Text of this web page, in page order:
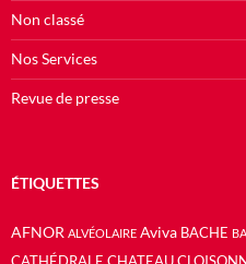
Non classé
Nos Services
Revue de presse
ÉTIQUETTES
AFNOR ALVÉOLAIRE Aviva BACHE